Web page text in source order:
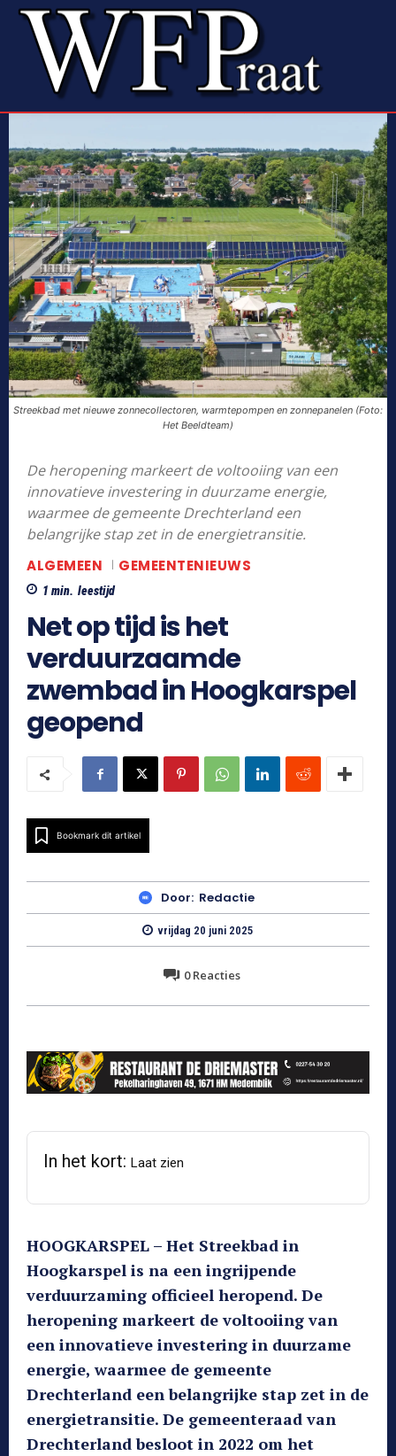
Streekbad met nieuwe zonnecollectoren, warmtepompen en zonnepanelen (Foto:
Het Beeldteam)
De heropening markeert de voltooiing van een
innovatieve investering in duurzame energie,
waarmee de gemeente Drechterland een
belangrijke stap zet in de energietransitie.
ALGEMEEN GEMEENTENIEUWS
1 min. leestijd
Net op tijd is het
verduurzaamde
zwembad in Hoogkarspel
geopend
Bookmark dit artikel
Door: Redactie
vrijdag 20 juni 2025
0Reacties
In het kort: Laat zien
HOOGKARSPEL – Het Streekbad in
Hoogkarspel is na een ingrijpende
verduurzaming officieel heropend. De
heropening markeert de voltooiing van
een innovatieve investering in duurzame
energie, waarmee de gemeente
Drechterland een belangrijke stap zet in de
energietransitie. De gemeenteraad van
Drechterland besloot in 2022 om het